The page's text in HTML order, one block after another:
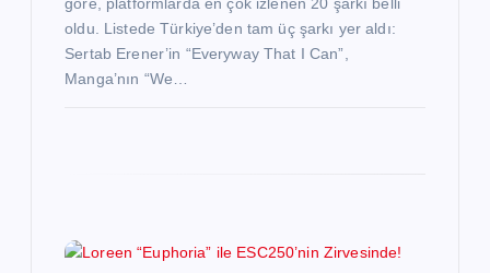
göre, platformlarda en çok izlenen 20 şarkı belli
oldu. Listede Türkiye’den tam üç şarkı yer aldı:
Sertab Erener’in “Everyway That I Can”,
Manga’nın “We…